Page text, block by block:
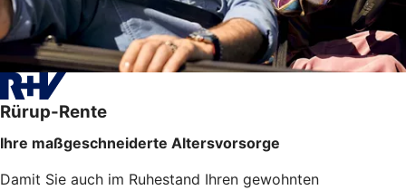
Rürup-Rente
Ihre maßgeschneiderte Altersvorsorge
Damit Sie auch im Ruhestand Ihren gewohnten